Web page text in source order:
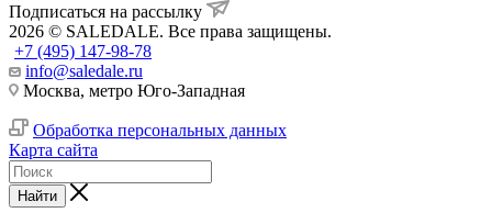
Подписаться на рассылку
2026 © SALEDALE. Все права защищены.
+7 (495) 147-98-78
info@saledale.ru
Москва, метро Юго-Западная
Обработка персональных данных
Карта сайта
Найти